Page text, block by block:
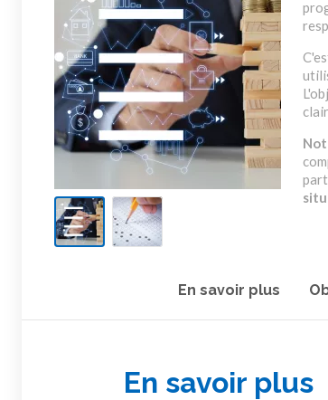
En savoir plus
En savoir plus